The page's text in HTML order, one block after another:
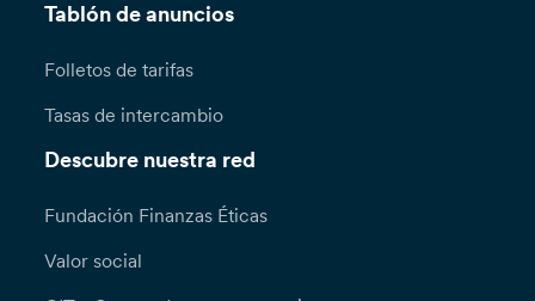
Tablón de anuncios
Folletos de tarifas
Tasas de intercambio
Descubre nuestra red
Fundación Finanzas Éticas
Valor social